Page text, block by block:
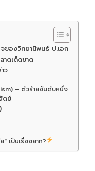
จของวิทยานิพนธ์ ป.เอก
าดเด็ดขาด
ว
– ตัวร้ายอันดับหนึ่ง
ตย์
" เป็นเรื่องยาก?